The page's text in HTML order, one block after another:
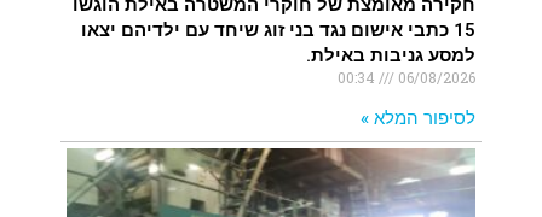
חקירה מאומצת של חוקרי המשטרה באילת הוגשו
15 כתבי אישום נגד בני זוג שיחד עם ילדיהם יצאו
למסע גניבות באילת.
06/08/2026
לסיפור המלא »